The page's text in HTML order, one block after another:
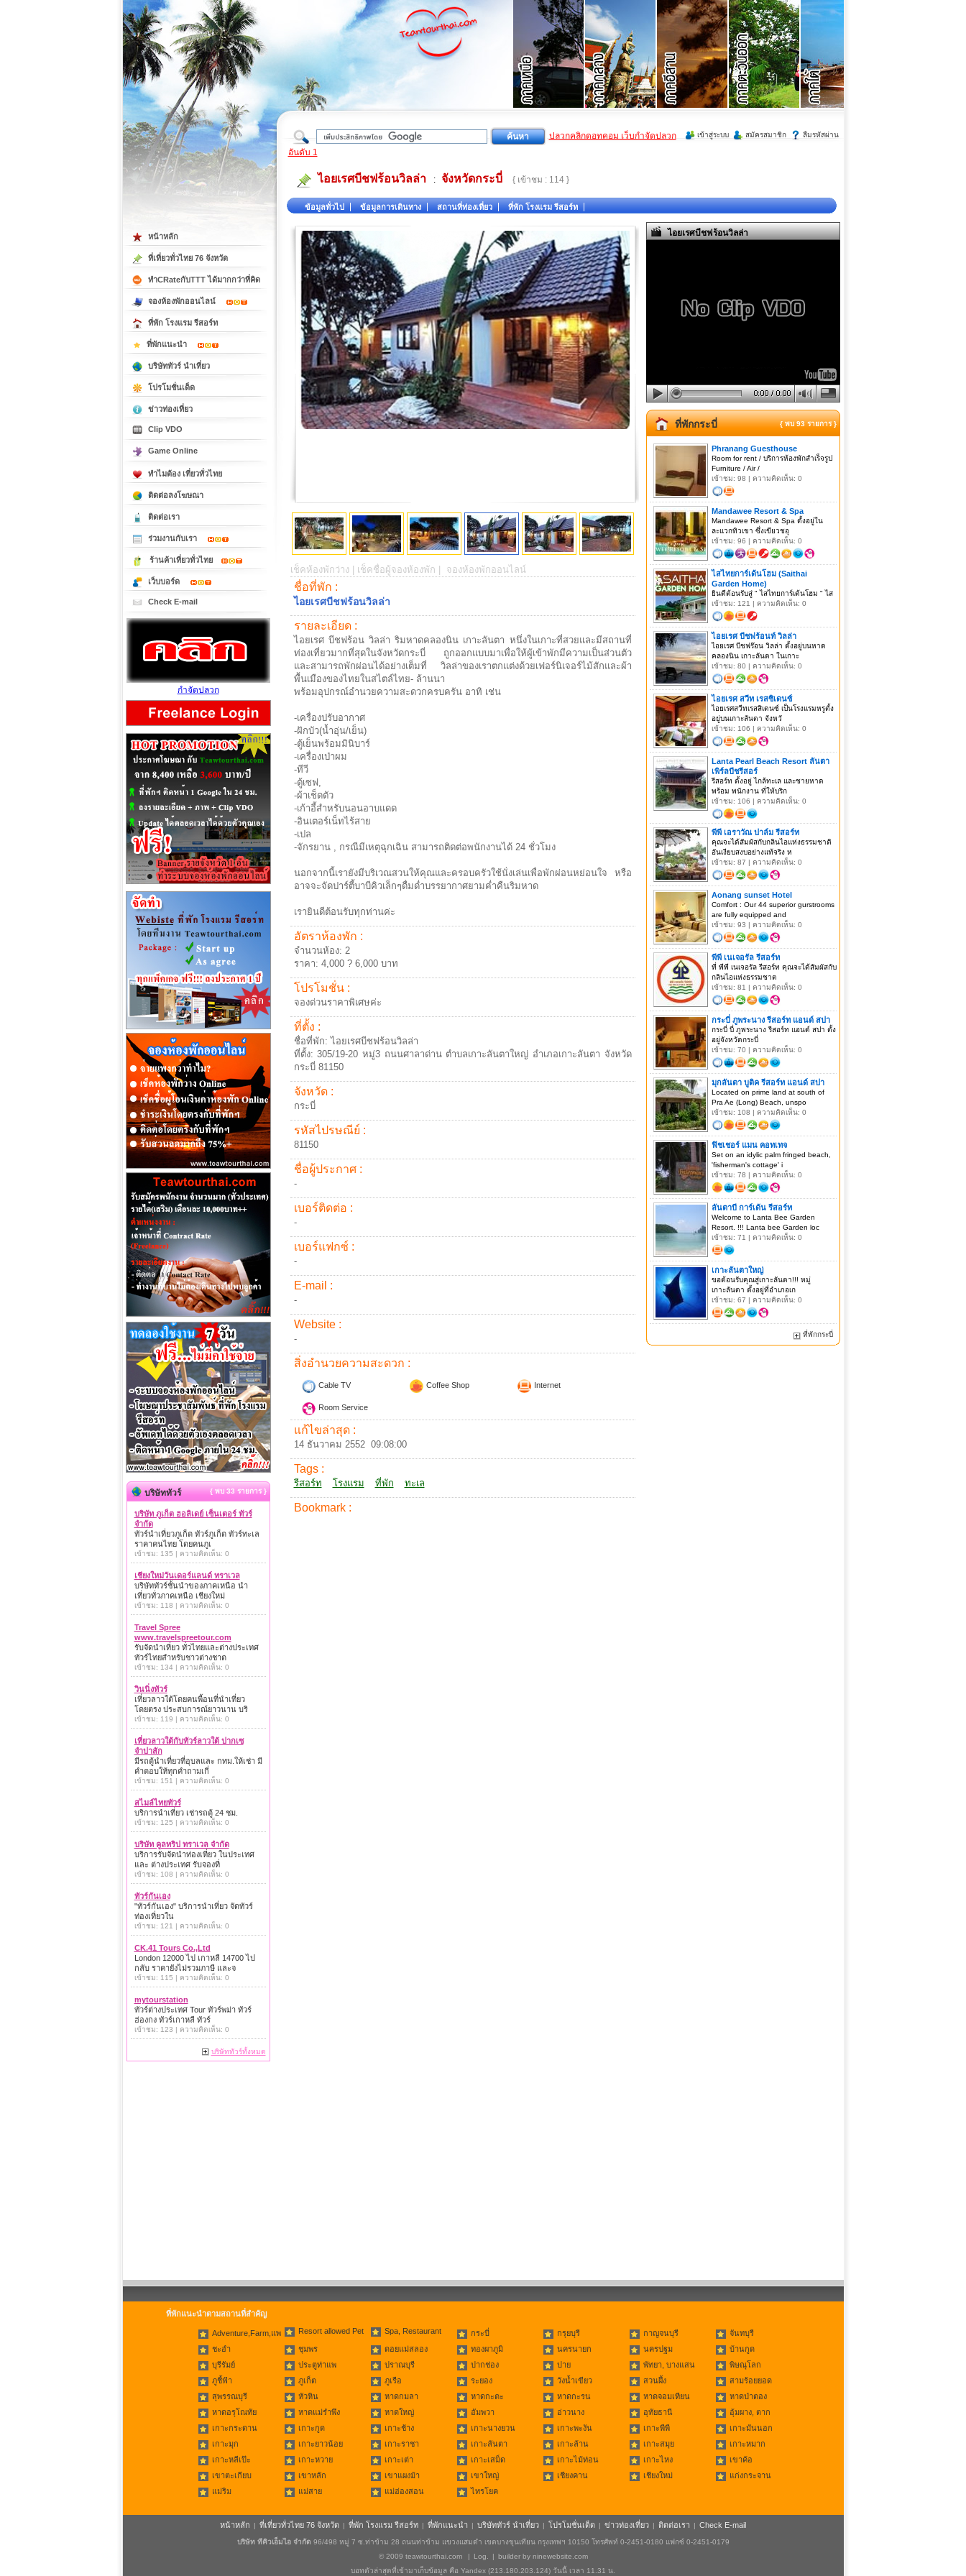
ที่เที่ยวภาคใต้
เข้าสู่ระบบ สมัครสมาชิก ลืมรหัสผ่าน
ปลวกคลิกดอทคอม เว็บกำจัดปลวก
อันดับ 1
ไอยเรศบีชฟร้อนวิลล่า : จังหวัดกระบี่ { เข้าชม : 114 }
ข้อมูลทั่วไป ข้อมูลการเดินทาง สถานที่ท่องเที่ยว ที่พัก โรงแรม รีสอร์ท
ไอยเรศบีชฟร้อนวิลล่า
ที่พักกระบี่ { พบ 93 รายการ }
Phranang Guesthouse
Room for rent / บริการห้องพักสำเร็จรูป
Furniture / Air /
เข้าชม: 98 | ความคิดเห็น: 0
Mandawee Resort & Spa
Mandawee Resort & Spa ตั้งอยู่ใน
ละแวกทิวเขา ซึ่งเขียวชอุ
เข้าชม: 96 | ความคิดเห็น: 0
ไสไทยการ์เด้นโฮม (Saithai
Garden Home)
ยินดีต้อนรับสู่ " ไสไทยการ์เด้นโฮม " ไส
เข้าชม: 121 | ความคิดเห็น: 0
ไอยเรศ บีชฟร้อนท์ วิลล่า
ไอยเรศ บีชฟร๊อน วิลล่า ตั้งอยู่บนหาด
คลองนิน เกาะลันตา ในเกาะ
เข้าชม: 80 | ความคิดเห็น: 0
ไอยเรศ สวีท เรสซิเดนซ์
ไอยเรศสวีทเรสสิเดนซ์ เป็นโรงแรมหรูตั้ง
อยู่บนเกาะลันตา จังหวั
เข้าชม: 106 | ความคิดเห็น: 0
Lanta Pearl Beach Resort ลันตา
เพิร์ลบีชรีสอร์
รีสอร์ท ตั้งอยู่ ไกล้ทะเล และชายหาด
พร้อม พนักงาน ที่ให้บริก
เข้าชม: 106 | ความคิดเห็น: 0
พีพี เอราวัณ ปาล์ม รีสอร์ท
คุณจะได้สัมผัสกับกลินไอแห่งธรรมชาติ
อันเงียบสงบอย่างแท้จริง ห
เข้าชม: 87 | ความคิดเห็น: 0
Aonang sunset Hotel
Comfort : Our 44 superior gurstrooms
are fully equipped and
เข้าชม: 93 | ความคิดเห็น: 0
พีพี เนเจอรัล รีสอร์ท
ที่ พีพี เนเจอรัล รีสอร์ท คุณจะได้สัมผัสกับ
กลินไอแห่งธรรมชาต
เข้าชม: 81 | ความคิดเห็น: 0
กระบี่ ภูพระนาง รีสอร์ท แอนด์ สปา
กระบี่ บี่ ภูพระนาง รีสอร์ท แอนด์ สปา ตั้ง
อยู่จังหวัดกระบี่
เข้าชม: 70 | ความคิดเห็น: 0
มุกลันตา บูติค รีสอร์ท แอนด์ สปา
Located on prime land at south of
Pra Ae (Long) Beach, unspo
เข้าชม: 108 | ความคิดเห็น: 0
ฟิชเชอร์ แมน คอทเทจ
Set on an idylic palm fringed beach,
'fisherman's cottage' i
เข้าชม: 78 | ความคิดเห็น: 0
ลันตาบี การ์เด้น รีสอร์ท
Welcome to Lanta Bee Garden
Resort. !!! Lanta bee Garden loc
เข้าชม: 71 | ความคิดเห็น: 0
เกาะลันตาใหญ่
ขอต้อนรับคุณสู่เกาะลันตา!!! หมู่
เกาะลันตา ตั้งอยู่ที่อำเภอเก
เข้าชม: 67 | ความคิดเห็น: 0
ที่พักกระบี่
เช็คห้องพักว่าง | เช็คชื่อผู้จองห้องพัก | จองห้องพักออนไลน์
ชื่อที่พัก :
ไอยเรศบีชฟร้อนวิลล่า
รายละเอียด :
ไอยเรศ บีชฟร้อน วิลล่า ริมหาดคลองนิน เกาะลันตา หนึ่งในเกาะที่สวยและมีสถานที่
ท่องเที่ยวมากที่สุดในจังหวัดกระบี่ ถูกออกแบบมาเพื่อให้ผู้เข้าพักมีความเป็นส่วนตัว
และสามารถพักผ่อนได้อย่างเต็มที่ วิลล่าของเราตกแต่งด้วยเฟอร์นิเจอร์ไม้สักและผ้า
พื้นเมืองของไทยในสไตล์ไทย- ล้านนา
พร้อมอุปกรณ์อำนวยความสะดวกครบครัน อาทิ เช่น
-เครื่องปรับอากาศ
-ฝักบัว(น้ำอุ่น/เย็น)
-ตู้เย็นพร้อมมินิบาร์
-เครื่องเป่าผม
-ทีวี
-ตู้เซฟ,
-ผ้าเช็ดตัว
-เก้าอี้สำหรับนอนอาบแดด
-อินเตอร์เน็ทไร้สาย
-เปล
-จักรยาน , กรณีมีเหตุฉุกเฉิน สามารถติดต่อพนักงานได้ 24 ชั่วโมง
นอกจากนี้เรายังมีบริเวณสวนให้คุณและครอบครัวใช้นั่งเล่นเพื่อพักผ่อนหย่อนใจ หรือ
อาจจะจัดปาร์ตี้บาบีคิวเล็กๆดื่มด่ำบรรยากาศยามค่ำคืนริมหาด
เรายินดีต้อนรับทุกท่านค่ะ
อัตราห้องพัก :
จำนวนห้อง: 2
ราคา: 4,000 ? 6,000 บาท
โปรโมชั่น :
จองด่วนราคาพิเศษค่ะ
ที่ตั้ง :
ชื่อที่พัก: ไอยเรศบีชฟร้อนวิลล่า
ที่ตั้ง: 305/19-20 หมู่3 ถนนศาลาด่าน ตำบลเกาะลันตาใหญ่ อำเภอเกาะลันตา จังหวัด
กระบี่ 81150
จังหวัด :
กระบี่
รหัสไปรษณีย์ :
81150
ชื่อผู้ประกาศ :
-
เบอร์ติดต่อ :
-
เบอร์แฟกซ์ :
-
E-mail :
-
Website :
-
สิ่งอำนวยความสะดวก :
Cable TV Coffee Shop Internet
Room Service
แก้ไขล่าสุด :
14 ธันวาคม 2552 09:08:00
Tags :
รีสอร์ท โรงแรม ที่พัก ทะเล
Bookmark :
หน้าหลัก
ที่เที่ยวทั่วไทย 76 จังหวัด
ทำCRateกับTTT ได้มากกว่าที่คิด
จองห้องพักออนไลน์
ที่พัก โรงแรม รีสอร์ท
ที่พักแนะนำ
บริษัททัวร์ นำเที่ยว
โปรโมชั่นเด็ด
ข่าวท่องเที่ยว
Clip VDO
Game Online
ทำไมต้อง เที่ยวทั่วไทย
ติดต่อลงโฆษณา
ติดต่อเรา
ร่วมงานกับเรา
ร้านค้าเที่ยวทั่วไทย
เว็บบอร์ด
Check E-mail
กำจัดปลวก
บริษัททัวร์ { พบ 33 รายการ }
บริษัท ภูเก็ต ฮอลิเดย์ เซ็นเตอร์ ทัวร์
จำกัด
ทัวร์นำเที่ยวภูเก็ต ทัวร์ภูเก็ต ทัวร์ทะเล
ราคาคนไทย โดยคนภูเ
เข้าชม: 135 | ความคิดเห็น: 0
เชียงใหม่วันเดอร์แลนด์ ทราเวล
บริษัททัวร์ชั้นนำของภาคเหนือ นำ
เที่ยวทั่วภาคเหนือ เชียงใหม่
เข้าชม: 118 | ความคิดเห็น: 0
Travel Spree
www.travelspreetour.com
รับจัดนำเที่ยว ทั่วไทยและต่างประเทศ
ทัวร์ไทยสำหรับชาวต่างชาต
เข้าชม: 134 | ความคิดเห็น: 0
วินนิ่งทัวร์
เที่ยวลาวใต้โดยคนพื้อนที่นำเที่ยว
โดยตรง ประสบการณ์ยาวนาน บริ
เข้าชม: 119 | ความคิดเห็น: 0
เที่ยวลาวใต้กับทัวร์ลาวใต้ ปากเซ
จำปาสัก
มีรถตู้นำเที่ยวที่อุบลและ กทม.ให้เช่า มี
คำตอบให้ทุกคำถามเกี่
เข้าชม: 151 | ความคิดเห็น: 0
สไมล์ไทยทัวร์
บริการนำเที่ยว เช่ารถตู้ 24 ชม.
เข้าชม: 125 | ความคิดเห็น: 0
บริษัท คูลทริป ทราเวล จำกัด
บริการรับจัดนำท่องเที่ยว ในประเทศ
และ ต่างประเทศ รับจองที่
เข้าชม: 108 | ความคิดเห็น: 0
ทัวร์กันเอง
"ทัวร์กันเอง" บริการนำเที่ยว จัดทัวร์
ท่องเที่ยวใน
เข้าชม: 121 | ความคิดเห็น: 0
CK.41 Tours Co.,Ltd
London 12000 ไป เกาหลี 14700 ไป
กลับ ราคายังไม่รวมภาษี และจ
เข้าชม: 115 | ความคิดเห็น: 0
mytourstation
ทัวร์ต่างประเทศ Tour ทัวร์พม่า ทัวร์
ฮ่องกง ทัวร์เกาหลี ทัวร์
เข้าชม: 123 | ความคิดเห็น: 0
บริษัททัวร์ทั้งหมด
ที่พักแนะนำตามสถานที่สำคัญ
Adventure,Farm,แพ Resort allowed Pet Spa, Restaurant กระบี่ กรุยบุรี กาญจนบุรี
จันทบุรี
ชะอำ
ชุมพร ดอยแม่สลอง ทองผาภูมิ นครนายก นครปฐม
บ้านกูด
บุรีรัมย์
ประตูท่าแพ ปราณบุรี ปากช่อง ปาย พัทยา, บางแสน
พิษณุโลก
ภูชี้ฟ้า
ภูเก็ต ภูเรือ ระยอง วังน้ำเขียว สวนผึ้ง
สามร้อยยอด
สุพรรณบุรี
หัวหิน หาดกมลา หาดกะตะ หาดกะรน หาดจอมเทียน
หาดป่าตอง
หาดอรุโณทัย
หาดแม่รำพึง หาดใหญ่ อัมพวา อ่าวนาง อุทัยธานี
อุ้มผาง, ตาก
เกาะกระดาน
เกาะกูด เกาะช้าง เกาะนางยวน เกาะพะงัน เกาะพีพี
เกาะมันนอก
เกาะมุก
เกาะยาวน้อย เกาะราชา เกาะลันตา เกาะล้าน เกาะสมุย
เกาะหมาก
เกาะหลีเป๊ะ
เกาะหวาย เกาะเต่า เกาะเสม็ด เกาะไม้ท่อน เกาะไหง
เขาค้อ
เขาตะเกียบ
เขาหลัก เขาแผงม้า เขาใหญ่ เชียงคาน เชียงใหม่
แก่งกระจาน
แม่ริม
แม่สาย แม่ฮ่องสอน ไทรโยค
หน้าหลัก | ที่เที่ยวทั่วไทย 76 จังหวัด | ที่พัก โรงแรม รีสอร์ท | ที่พักแนะนำ | บริษัททัวร์ นำเที่ยว | โปรโมชั่นเด็ด | ข่าวท่องเที่ยว | ติดต่อเรา | Check E-mail
บริษัท ทีคิวเอ็มไอ จำกัด 96/498 หมู่ 7 ซ.ท่าข้าม 28 ถนนท่าข้าม แขวงแสมดำ เขตบางขุนเทียน กรุงเทพฯ 10150 โทรศัพท์ 0-2451-0180 แฟกซ์ 0-2451-0179
© 2009 teawtourthai.com | Log. | builder by ninewebsite.com
บอทตัวล่าสุดที่เข้ามาเก็บข้อมูล คือ Yandex (213.180.203.124) วันนี้ เวลา 11.31 น.